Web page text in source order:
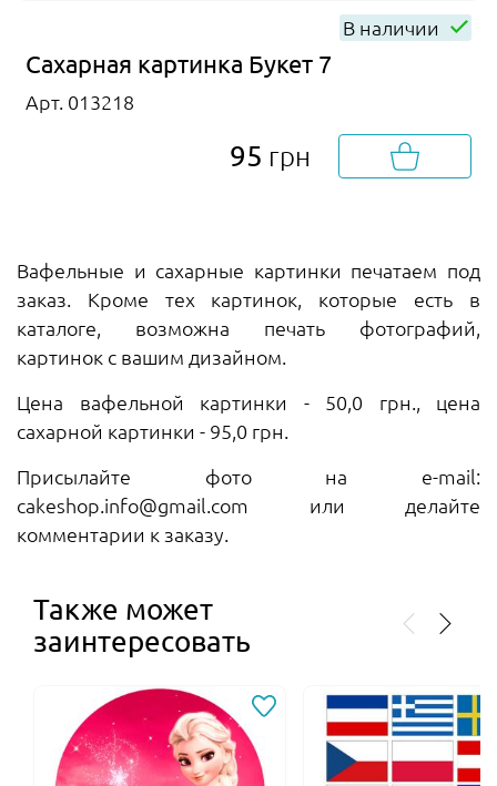
В наличии
Сахарная картинка Букет 7
Арт. 013218
95 грн
Вафельные и сахарные картинки печатаем под
заказ. Кроме тех картинок, которые есть в
каталоге, возможна печать фотографий,
картинок с вашим дизайном.
Цена вафельной картинки - 50,0 грн., цена
сахарной картинки - 95,0 грн.
Присылайте фото на e-mail:
cakeshop.info@gmail.com или делайте
комментарии к заказу.
Также может
заинтересовать